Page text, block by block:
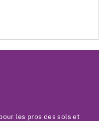
les pros des sols et